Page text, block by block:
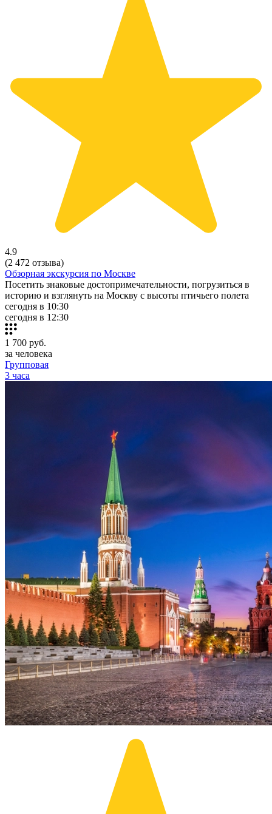
4.9
(2 472 отзыва)
Обзорная экскурсия по Москве
Посетить знаковые достопримечательности, погрузиться в
историю и взглянуть на Москву с высоты птичьего полета
сегодня в 10:30
сегодня в 12:30
1 700 руб.
за человека
Групповая
3 часа